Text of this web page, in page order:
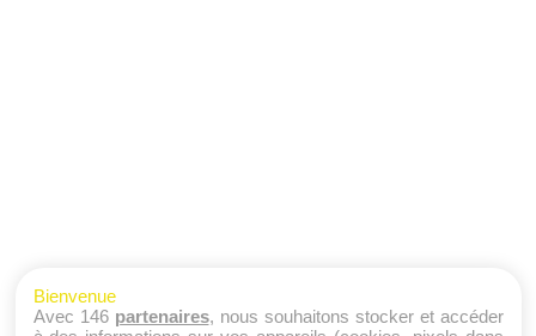
Bienvenue
Avec 146 partenaires, nous souhaitons stocker et accéder